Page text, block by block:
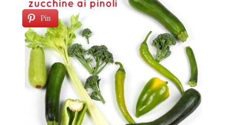
Pin